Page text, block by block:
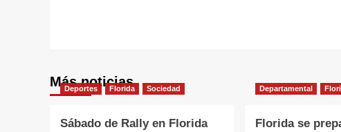
Más noticias
Deportes Florida Sociedad
Sábado de Rally en Florida
Departamental
Florida se